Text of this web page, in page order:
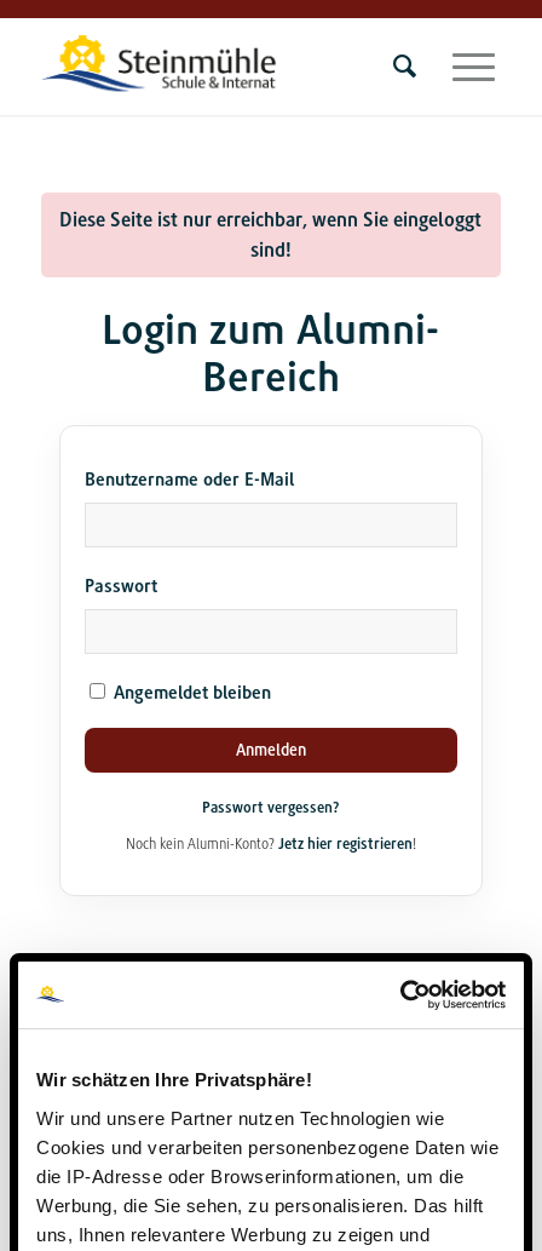
Wir schätzen Ihre Privatsphäre!
Wir und unsere Partner nutzen Technologien wie
Cookies und verarbeiten personenbezogene Daten wie
die IP-Adresse oder Browserinformationen, um die
Werbung, die Sie sehen, zu personalisieren. Das hilft
uns, Ihnen relevantere Werbung zu zeigen und
Diese Seite ist nur erreichbar, wenn Sie eingeloggt
sind!
Login zum Alumni-
Bereich
Benutzername oder E-Mail
Passwort
Angemeldet bleiben
Anmelden
Passwort vergessen?
Noch kein Alumni-Konto? Jetz hier registrieren!
Mein Bereich
Alumni-Login
Passwort vergessen?